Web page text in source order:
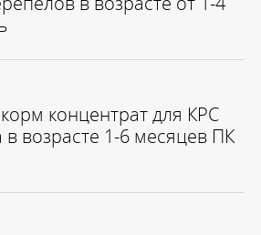
концентрат для КРС
в возрасте 1-6 месяцев ПК